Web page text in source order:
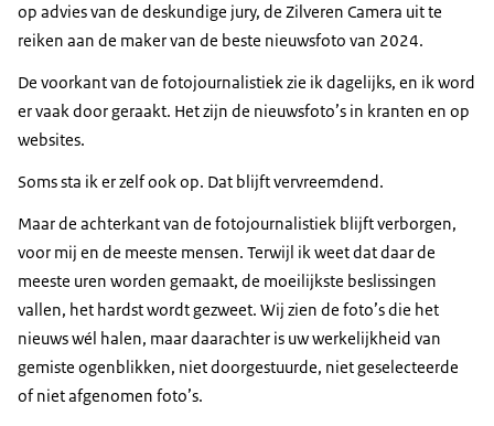
op advies van de deskundige jury, de Zilveren Camera uit te
reiken aan de maker van de beste nieuwsfoto van 2024.
De voorkant van de fotojournalistiek zie ik dagelijks, en ik word
er vaak door geraakt. Het zijn de nieuwsfoto’s in kranten en op
websites.
Soms sta ik er zelf ook op. Dat blijft vervreemdend.
Maar de achterkant van de fotojournalistiek blijft verborgen,
voor mij en de meeste mensen. Terwijl ik weet dat daar de
meeste uren worden gemaakt, de moeilijkste beslissingen
vallen, het hardst wordt gezweet. Wij zien de foto’s die het
nieuws wél halen, maar daarachter is uw werkelijkheid van
gemiste ogenblikken, niet doorgestuurde, niet geselecteerde
of niet afgenomen foto’s.